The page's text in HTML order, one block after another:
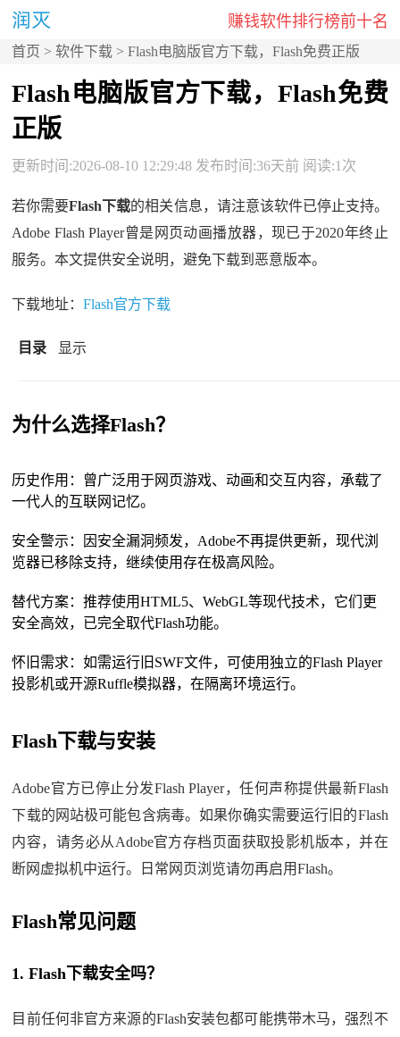
赚钱软件排行榜前十名
首页 >软件下载 > Flash电脑版官方下载，Flash免费正版
Flash电脑版官方下载，Flash免费
正版
更新时间:2026-08-10 12:29:48 发布时间:36天前 阅读:1次
若你需要Flash下载的相关信息，请注意该软件已停止支持。
Adobe Flash Player曾是网页动画播放器，现已于2020年终止
服务。本文提供安全说明，避免下载到恶意版本。
下载地址：Flash官方下载
目录 显示
为什么选择Flash？
历史作用：曾广泛用于网页游戏、动画和交互内容，承载了
一代人的互联网记忆。
安全警示：因安全漏洞频发，Adobe不再提供更新，现代浏
览器已移除支持，继续使用存在极高风险。
替代方案：推荐使用HTML5、WebGL等现代技术，它们更
安全高效，已完全取代Flash功能。
怀旧需求：如需运行旧SWF文件，可使用独立的Flash Player
投影机或开源Ruffle模拟器，在隔离环境运行。
Flash下载与安装
Adobe官方已停止分发Flash Player，任何声称提供最新Flash
下载的网站极可能包含病毒。如果你确实需要运行旧的Flash
内容，请务必从Adobe官方存档页面获取投影机版本，并在
断网虚拟机中运行。日常网页浏览请勿再启用Flash。
Flash常见问题
1. Flash下载安全吗？
目前任何非官方来源的Flash安装包都可能携带木马，强烈不